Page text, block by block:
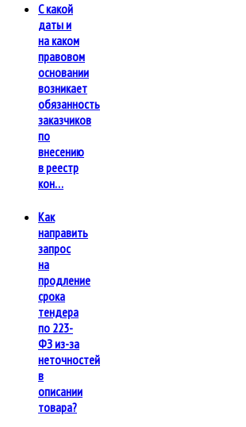
С какой
даты и
на каком
правовом
основании
возникает
обязанность
заказчиков
по
внесению
в реестр
кон…
Как
направить
запрос
на
продление
срока
тендера
по 223-
ФЗ из-за
неточностей
в
описании
товара?